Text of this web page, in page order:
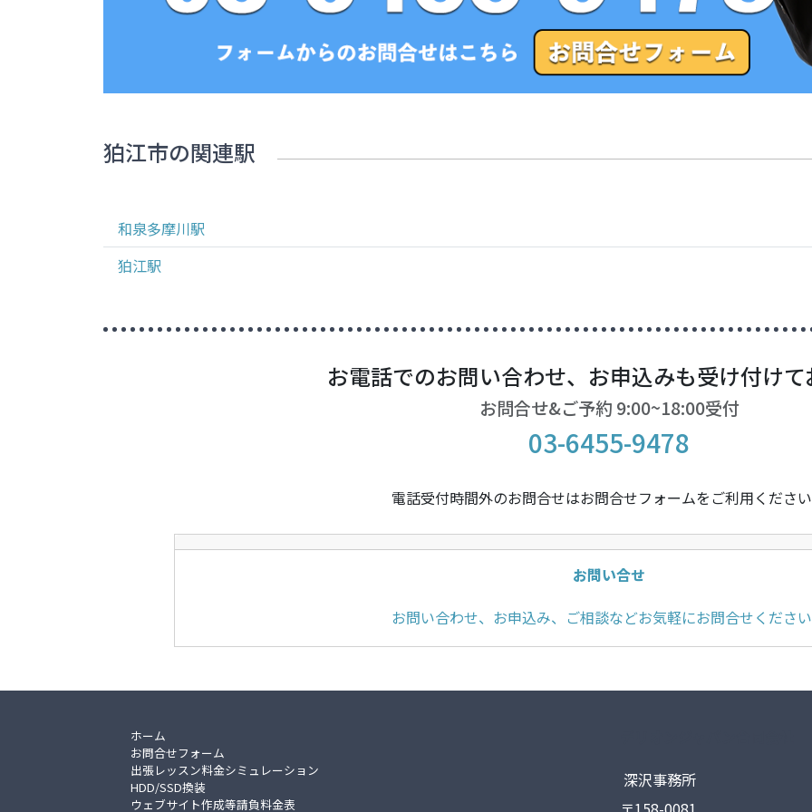
狛江市の関連駅
和泉多摩川駅
狛江駅
お電話でのお問い合わせ、お申込みも受け付け
お問合せ&ご予約 9:00~18:00受付
03-6455-9478
電話受付時間外のお問合せはお問合せフォームをご利用くださ
お問い合せ
お問い合わせ、お申込み、ご相談などお気軽にお問合せくださ
ホーム
お問合せフォーム
出張レッスン料金シミュレーション
HDD/SSD換装
ウェブサイト作成等請負料金表
深沢事務所